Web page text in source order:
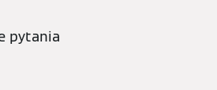
pytania